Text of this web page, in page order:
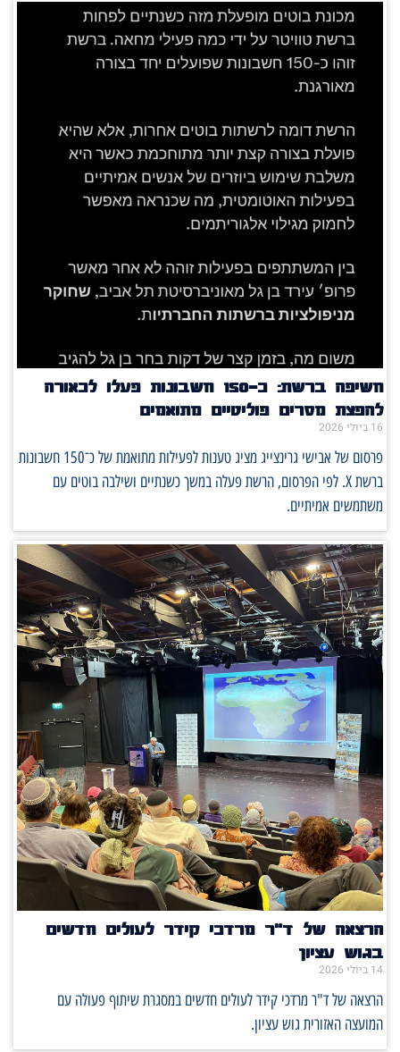
חשיפה ברשת: כ־150 חשבונות פעלו לכאורה
להפצת מסרים פוליטיים מתואמים
16 ביולי 2026
פרסום של אבישי גרינצייג מציג טענות לפעילות מתואמת של כ־150 חשבונות
ברשת X. לפי הפרסום, הרשת פעלה במשך כשנתיים ושילבה בוטים עם
משתמשים אמיתיים.
הרצאה של ד"ר מרדכי קידר לעולים חדשים
בגוש עציון
14 ביולי 2026
הרצאה של ד"ר מרדכי קידר לעולים חדשים במסגרת שיתוף פעולה עם
המועצה האזורית גוש עציון.